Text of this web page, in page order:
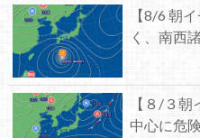
【8/6 朝
く、南西
【８/３
中心に危